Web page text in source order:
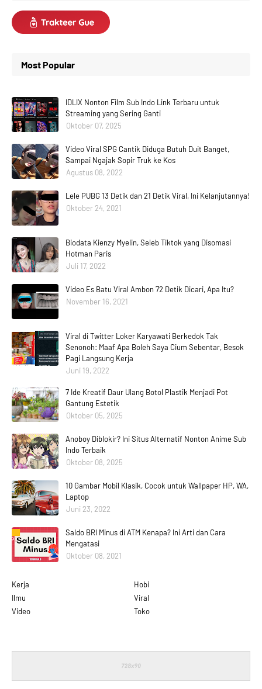
Most Popular
IDLIX Nonton Film Sub Indo Link Terbaru untuk
Streaming yang Sering Ganti
Oktober 07, 2025
Video Viral SPG Cantik Diduga Butuh Duit Banget,
Sampai Ngajak Sopir Truk ke Kos
Agustus 08, 2022
Lele PUBG 13 Detik dan 21 Detik Viral, Ini Kelanjutannya!
Oktober 24, 2021
Biodata Kienzy Myelin, Seleb Tiktok yang Disomasi
Hotman Paris
Juli 17, 2022
Video Es Batu Viral Ambon 72 Detik Dicari, Apa Itu?
November 16, 2021
Viral di Twitter Loker Karyawati Berkedok Tak
Senonoh: Maaf Apa Boleh Saya Cium Sebentar, Besok
Pagi Langsung Kerja
Juni 19, 2022
7 Ide Kreatif Daur Ulang Botol Plastik Menjadi Pot
Gantung Estetik
Oktober 05, 2025
Anoboy Diblokir? Ini Situs Alternatif Nonton Anime Sub
Indo Terbaik
Oktober 08, 2025
10 Gambar Mobil Klasik, Cocok untuk Wallpaper HP, WA,
Laptop
Juni 23, 2022
Saldo BRI Minus di ATM Kenapa? Ini Arti dan Cara
Mengatasi
Oktober 08, 2021
Kerja
Hobi
Ilmu
Viral
Video
Toko